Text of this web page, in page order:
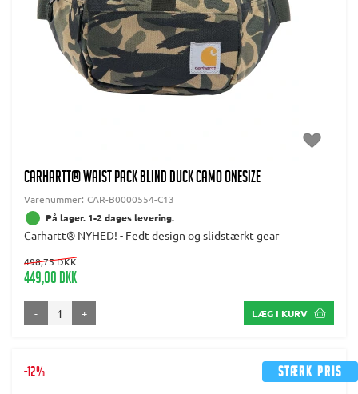
CARHARTT® WAIST PACK BLIND DUCK CAMO Onesize
Varenummer: CAR-B0000554-C13
På lager. 1-2 dages levering.
Carhartt® NYHED! - Fedt design og slidstærkt gear
498,75 DKK
449,00 DKK
- + LÆG I KURV
Stærk pris
-12%